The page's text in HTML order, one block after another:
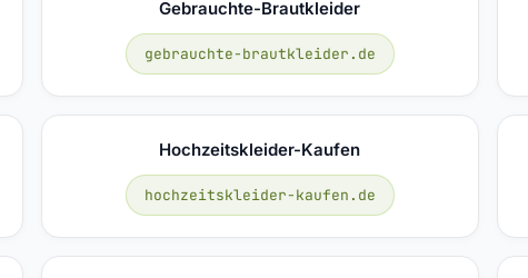
Gebrauchte-Brautkleider
gebrauchte-brautkleider.de
Hochzeitskleider-Kaufen
hochzeitskleider-kaufen.de